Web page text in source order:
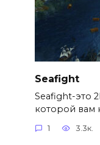
Seafight
Seafight-это
которой вам
1 3.3к.